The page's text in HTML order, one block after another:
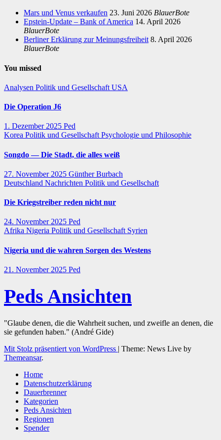
Mars und Venus verkaufen 23. Juni 2026 BlauerBote
Epstein-Update – Bank of America 14. April 2026
BlauerBote
Berliner Erklärung zur Meinungsfreiheit 8. April 2026
BlauerBote
You missed
Analysen Politik und Gesellschaft USA
Die Operation J6
1. Dezember 2025 Ped
Korea Politik und Gesellschaft Psychologie und Philosophie
Songdo — Die Stadt, die alles weiß
27. November 2025 Günther Burbach
Deutschland Nachrichten Politik und Gesellschaft
Die Kriegstreiber reden nicht nur
24. November 2025 Ped
Afrika Nigeria Politik und Gesellschaft Syrien
Nigeria und die wahren Sorgen des Westens
21. November 2025 Ped
Peds Ansichten
"Glaube denen, die die Wahrheit suchen, und zweifle an denen, die
sie gefunden haben." (André Gide)
Mit Stolz präsentiert von WordPress | Theme: News Live by
Themeansar.
Home
Datenschutzerklärung
Dauerbrenner
Kategorien
Peds Ansichten
Regionen
Spender